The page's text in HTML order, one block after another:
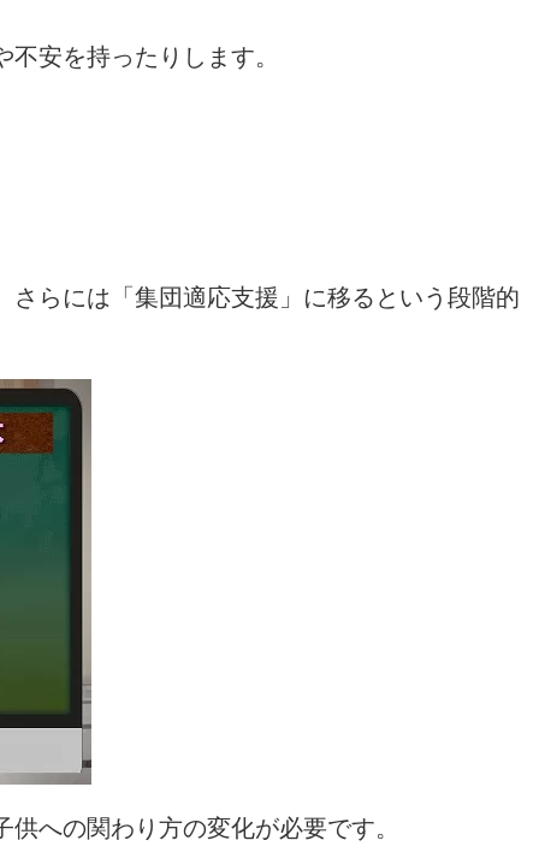
安を持ったりします。
らには「集団適応支援」に移るという段階的
への関わり方の変化が必要です。